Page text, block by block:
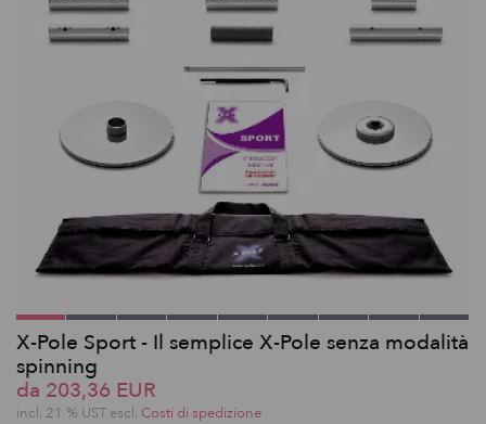
X-Pole Sport - Il semplice X-Pole senza modalità
spinning
da 203,36 EUR
incl. 21 % UST escl. Costi di spedizione